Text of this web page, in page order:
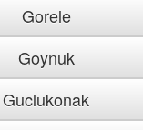
Gorele
Goynuk
Guclukonak